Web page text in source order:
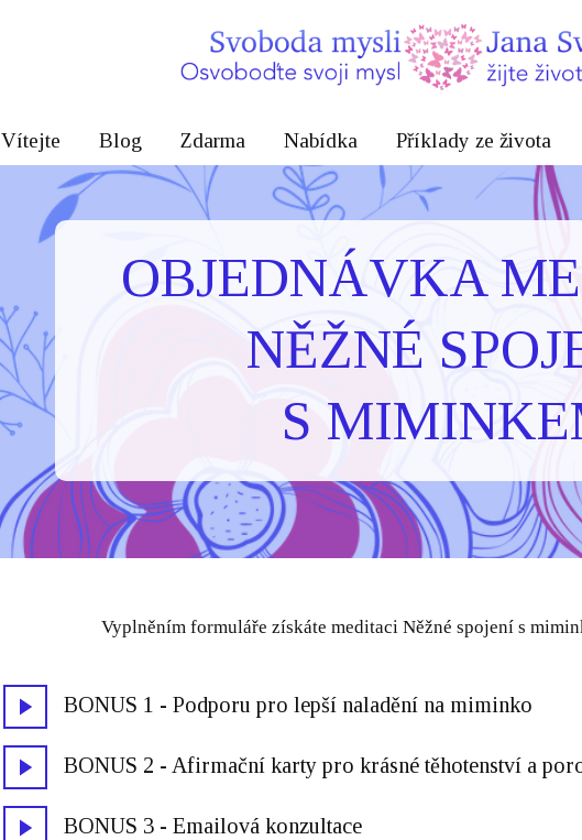
Vítejte Blog Zdarma Nabídka Příklady ze života
OBJEDNÁVKA
NĚŽNÉ
S
Vyplněním formuláře získáte meditaci Něžné spojení s
BONUS 1 - Podporu pro lepší naladění na miminko
BONUS 2 - Afirmační karty pro krásné těhotenství a
BONUS 3 - Emailová konzultace